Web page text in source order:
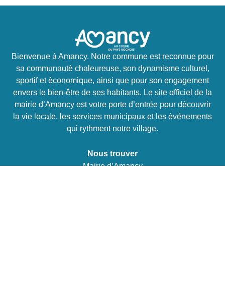
Bienvenue à Amancy. Notre commune est reconnue pour
sa communauté chaleureuse, son dynamisme culturel,
sportif et économique, ainsi que pour son engagement
envers le bien-être de ses habitants. Le site officiel de la
mairie d’Amancy est votre porte d’entrée pour découvrir
la vie locale, les services municipaux et les événements
qui rythment notre village.
Nous trouver
Mairie d’Amancy